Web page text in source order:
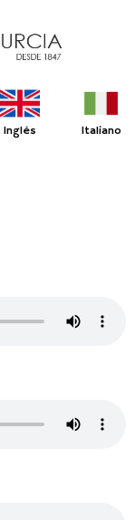
Inglés Italiano